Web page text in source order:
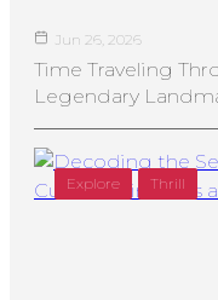
Jun 26, 2026
Time Traveling
Legendary
Explore Thrill